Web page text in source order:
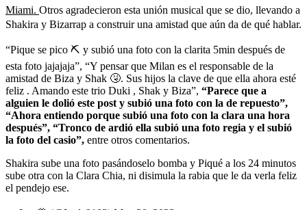
Miami. Otros agradecieron esta unión musical que se dio, llevando a
Shakira y Bizarrap a construir una amistad que aún da de qué hablar.
“Pique se pico ⛏️ y subió una foto con la clarita 5min después de
esta foto jajajaja”, “Y pensar que Milan es el responsable de la
amistad de Biza y Shak 🤧. Sus hijos la clave de que ella ahora esté
feliz . Amando este trio Duki , Shak y Biza”, “Parece que a
alguien le dolió este post y subió una foto con la de repuesto”,
“Ahora entiendo porque subió una foto con la clara una hora
después”, “Tronco de ardió ella subió una foto regia y el subió
la foto del casio”, entre otros comentarios.
Shakira sube una foto pasándoselo bomba y Piqué a los 24 minutos
sube otra con la Clara Chia, ni disimula la rabia que le da verla feliz
el pendejo ese.